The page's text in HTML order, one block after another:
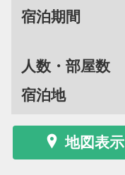
宿泊期間
人数・部屋数
宿泊地
地図表示